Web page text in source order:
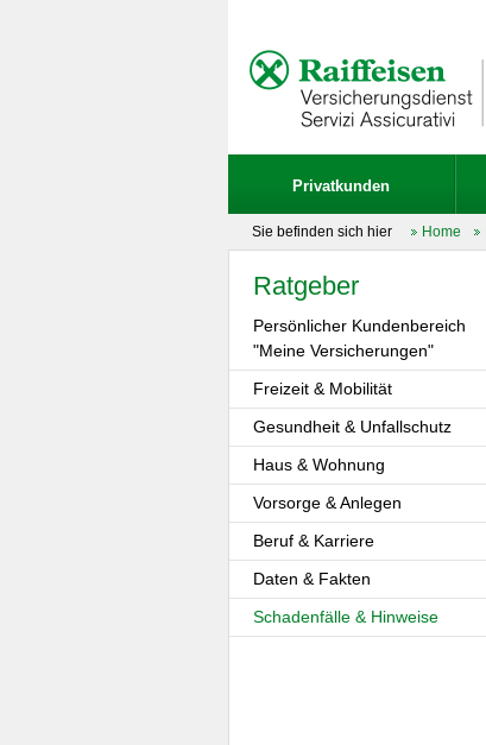
Privatkunden
Sie befinden sich hier Home
Ratgeber
Persönlicher Kundenbereich
"Meine Versicherungen"
Freizeit & Mobilität
Gesundheit & Unfallschutz
Haus & Wohnung
Vorsorge & Anlegen
Beruf & Karriere
Daten & Fakten
Schadenfälle & Hinweise